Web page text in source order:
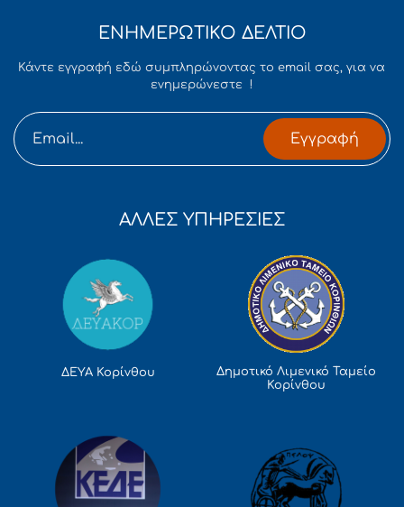
ΕΝΗΜΕΡΩΤΙΚΟ ΔΕΛΤΙΟ
Κάντε εγγραφή εδώ συμπληρώνοντας το email σας, για να
ενημερώνεστε !
Εγγραφή
ΑΛΛΕΣ ΥΠΗΡΕΣΙΕΣ
ΔΕΥΑ Κορίνθου
Δημοτικό Λιμενικό Ταμείο
Κορίνθου